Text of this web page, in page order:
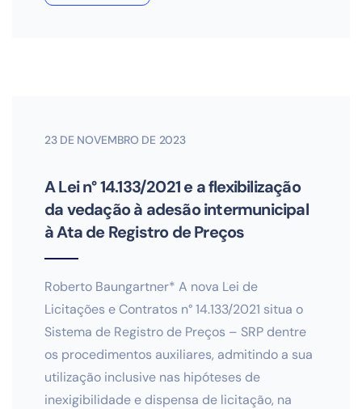
23 DE NOVEMBRO DE 2023
A Lei n° 14.133/2021 e a flexibilização
da vedação à adesão intermunicipal
à Ata de Registro de Preços
Roberto Baungartner* A nova Lei de
Licitações e Contratos n° 14.133/2021 situa o
Sistema de Registro de Preços – SRP dentre
os procedimentos auxiliares, admitindo a sua
utilização inclusive nas hipóteses de
inexigibilidade e dispensa de licitação, na